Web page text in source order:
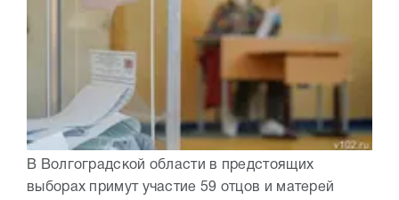
В Волгоградской области в предстоящих
выборах примут участие 59 отцов и матерей